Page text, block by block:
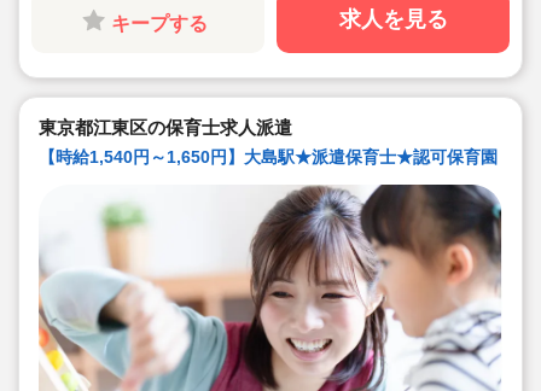
キープする 求人を見る
東京都江東区の保育士求人派遣
【時給1,540円～1,650円】大島駅★派遣保育士★認可保育園